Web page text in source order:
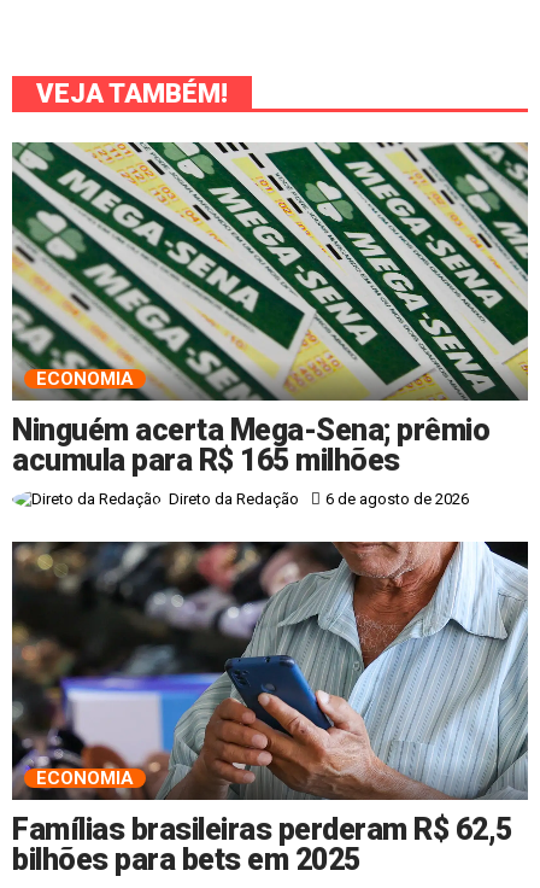
VEJA TAMBÉM!
ECONOMIA
Ninguém acerta Mega-Sena; prêmio
acumula para R$ 165 milhões
Direto da Redação 6 de agosto de 2026
ECONOMIA
Famílias brasileiras perderam R$ 62,5
bilhões para bets em 2025